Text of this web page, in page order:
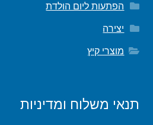
הפתעות ליום הולדת
יצירה
מוצרי קיץ
תנאי משלוח ומדיניות